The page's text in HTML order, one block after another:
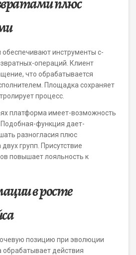
инструменты с-
операций. Клиент
что обрабатывается
Площадка сохраняет
процесс.
платформа имеет-возможность
функция дает-
разногласия плюс
групп. Присутствие
повышает лояльность к
в росте
позицию при эволюции
действия